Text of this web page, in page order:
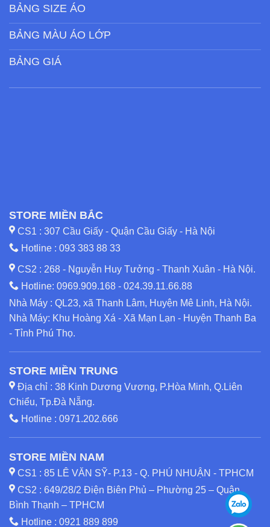
BẢNG SIZE ÁO
BẢNG MÀU ÁO LỚP
BẢNG GIÁ
STORE MIỀN BẮC
CS1 : 307 Cầu Giấy - Quận Cầu Giấy - Hà Nội
Hotline : 093 383 88 33
CS2 : 268 - Nguyễn Huy Tưởng - Thanh Xuân - Hà Nội.
Hotline: 0969.909.168 - 024.39.11.66.88
Nhà Máy : QL23, xã Thanh Lâm, Huyện Mê Linh, Hà Nội.
Nhà Máy: Khu Hoàng Xá - Xã Mạn Lạn - Huyện Thanh Ba
- Tỉnh Phú Thọ.
STORE MIỀN TRUNG
Địa chỉ : 38 Kinh Dương Vương, P.Hòa Minh, Q.Liên
Chiểu, Tp.Đà Nẵng.
Hotline : 0971.202.666
STORE MIỀN NAM
CS1 : 85 LÊ VĂN SỸ- P.13 - Q. PHÚ NHUẬN - TPHCM
CS2 : 649/28/2 Điện Biên Phủ – Phường 25 – Quận
Bình Thạnh – TPHCM
Hotline : 0921 889 899